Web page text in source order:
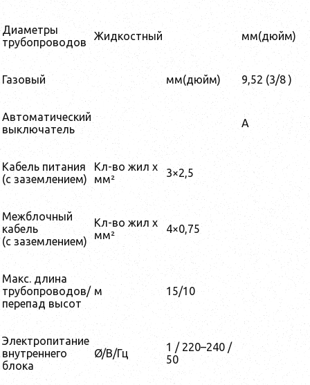
Диаметры
трубопроводов
Жидкостный мм(дюйм)
Газовый мм(дюйм) 9,52 (3/8 )
Автоматический
выключатель
А
Кабель питания
(с заземлением)
Кл-во жил x
мм²
3×2,5
Межблочный
кабель
(с заземлением)
Кл-во жил x
мм²
4×0,75
Макс. длина
трубопроводов/
перепад высот
м 15/10
Электропитание
внутреннего
блока
Ø/В/Гц
1 / 220–240 /
50